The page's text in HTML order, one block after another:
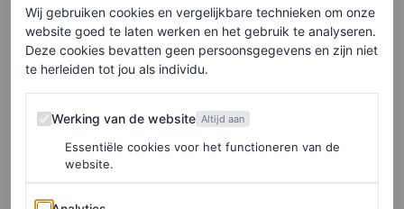
dijhoge leren laarzen van Saint Laurent, gedragen tijdens
eenThe Last of Us-première. Ook toen maakte hij van de
laarzen het middelpunt van zijn outfit.
Deze keer hield Pascal het luchtiger met shorts. Zijn
stylist Julie Ragolia noemde het moment veelzeggend
“Shorts, Act II” op haar Instagram Story – een knipoog
naar Pedro’s eerdere look met shorts tijdens het
Wij gebruiken cookies en vergelijkbare technieken om onze
website goed te laten werken en het gebruik te analyseren.
Deze cookies bevatten geen persoonsgegevens en zijn niet
te herleiden tot jou als individu.
Werking van de website
Werking van de website Altijd aan
Essentiële cookies voor het functioneren van de
website.
Analytics